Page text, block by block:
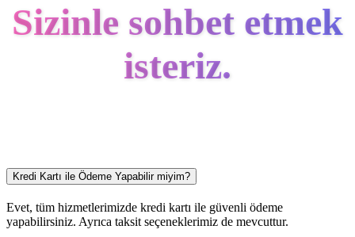
Sizinle sohbet etmek
isteriz.
Kredi Kartı ile Ödeme Yapabilir miyim?
Evet, tüm hizmetlerimizde kredi kartı ile güvenli ödeme
yapabilirsiniz. Ayrıca taksit seçeneklerimiz de mevcuttur.